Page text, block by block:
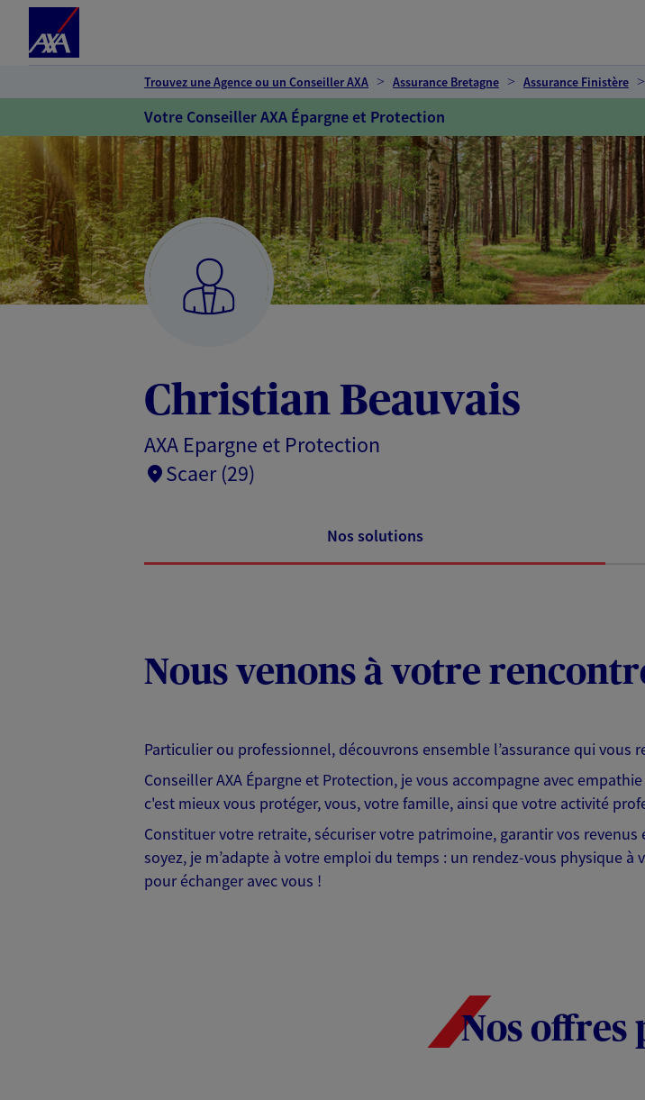
Trouvez une Agence ou un Conseiller AXA Assurance Bretagne Assurance Finistère
Votre Conseiller AXA Épargne et Protection
Christian Beauvais
AXA Epargne et Protection
Scaer (29)
Nos solutions
Nous venons à votre
Particulier ou professionnel, découvrons ensemble l’assurance qui vous
Conseiller AXA Épargne et Protection, je vous accompagne avec
c'est mieux vous protéger, vous, votre famille, ainsi que votre activité
Constituer votre retraite, sécuriser votre patrimoine, garantir vos
soyez, je m’adapte à votre emploi du temps : un rendez-vous physique
pour échanger avec vous !
Nos offres